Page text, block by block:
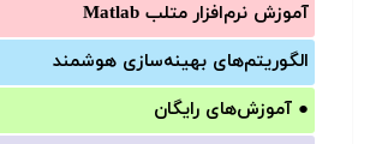
آموزش‌ نرم‌افزار متلب Matlab
الگوریتم‌های بهینه‌سازی هوشمند
● آموزش‌های رایگان